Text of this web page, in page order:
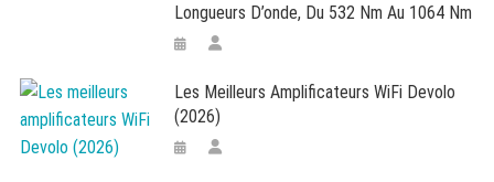
Longueurs D’onde, Du 532 Nm Au 1064 Nm
Les Meilleurs Amplificateurs WiFi Devolo
(2026)